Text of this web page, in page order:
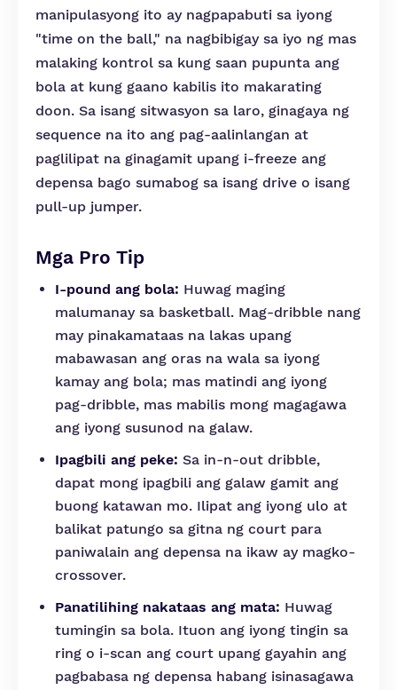
manipulasyong ito ay nagpapabuti sa iyong
"time on the ball," na nagbibigay sa iyo ng mas
malaking kontrol sa kung saan pupunta ang
bola at kung gaano kabilis ito makarating
doon. Sa isang sitwasyon sa laro, ginagaya ng
sequence na ito ang pag-aalinlangan at
paglilipat na ginagamit upang i-freeze ang
depensa bago sumabog sa isang drive o isang
pull-up jumper.
Mga Pro Tip
I-pound ang bola: Huwag maging
malumanay sa basketball. Mag-dribble nang
may pinakamataas na lakas upang
mabawasan ang oras na wala sa iyong
kamay ang bola; mas matindi ang iyong
pag-dribble, mas mabilis mong magagawa
ang iyong susunod na galaw.
Ipagbili ang peke: Sa in-n-out dribble,
dapat mong ipagbili ang galaw gamit ang
buong katawan mo. Ilipat ang iyong ulo at
balikat patungo sa gitna ng court para
paniwalain ang depensa na ikaw ay magko-
crossover.
Panatilihing nakataas ang mata: Huwag
tumingin sa bola. Ituon ang iyong tingin sa
ring o i-scan ang court upang gayahin ang
pagbabasa ng depensa habang isinasagawa